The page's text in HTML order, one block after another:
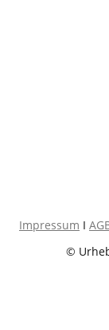
Impressum I
©